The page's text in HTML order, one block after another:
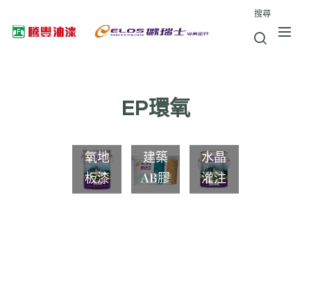
搜尋
EP環氧
氧地
板漆
EP歐
瑞士
建築
AB膠
水晶
灌注